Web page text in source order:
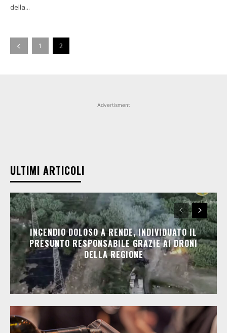
della...
1 2
Advertisment
ULTIMI ARTICOLI
INCENDIO DOLOSO A RENDE, INDIVIDUATO IL
PRESUNTO RESPONSABILE GRAZIE AI DRONI
DELLA REGIONE